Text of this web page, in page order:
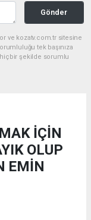
Gönder
ve kozatv.com.tr sitesine
tek başınıza
şekilde sorumlu
İÇİN
OLUP
EMİN